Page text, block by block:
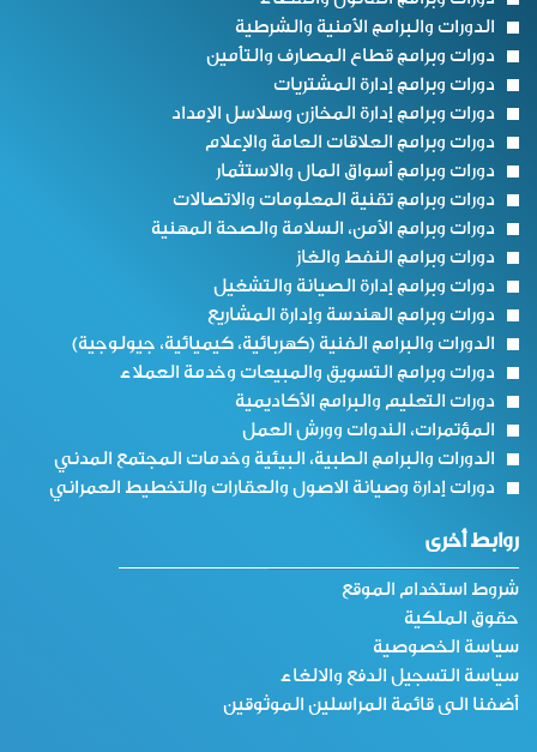
الدورات والبرامج الأمنية والشرطية
دورات وبرامج قطاع المصارف والتأمين
دورات وبرامج إدارة المشتريات
دورات وبرامج إدارة المخازن وسلاسل الإمداد
دورات وبرامج العلاقات العامة والإعلام
دورات وبرامج أسواق المال والاستثمار
دورات وبرامج تقنية المعلومات والاتصالات
دورات وبرامج الأمن، السلامة والصحة المهنية
دورات وبرامج النفط والغاز
دورات وبرامج إدارة الصيانة والتشغيل
دورات وبرامج الهندسة وإدارة المشاريع
الدورات والبرامج الفنية (كهربائية، كيميائية، جيولوجية)
دورات وبرامج التسويق والمبيعات وخدمة العملاء
دورات التعليم والبرامج الأكاديمية
المؤتمرات، الندوات وورش العمل
الدورات والبرامج الطبية، البيئية وخدمات المجتمع المدني
دورات إدارة وصيانة الاصول والعقارات والتخطيط العمراني
روابط أخرى
شروط استخدام الموقع
حقوق الملكية
سياسة الخصوصية
سياسة التسجيل الدفع والالغاء
أضفنا الى قائمة المراسلين الموثوقين